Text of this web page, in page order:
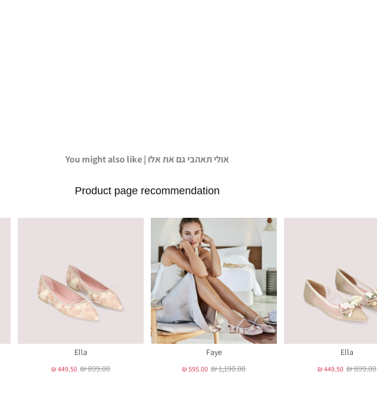
You might also like | אולי תאהבי גם את אלו
Product page recommendation
Ella
₪ 449.50 ₪ 899.00
Faye
₪ 595.00 ₪ 1,190.00
Ella
₪ 449.50 ₪ 899.00